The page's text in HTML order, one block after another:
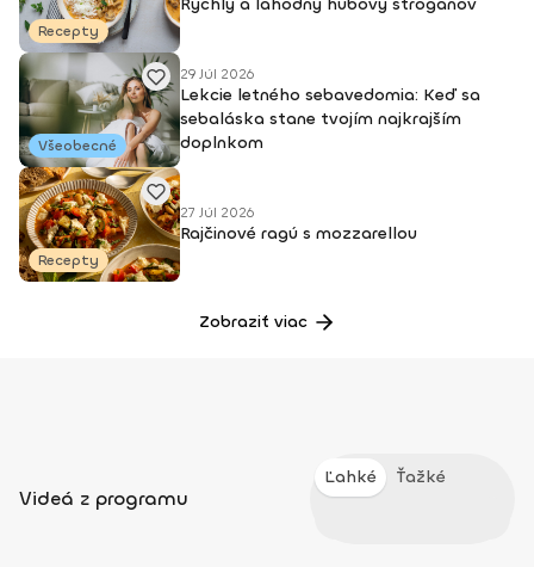
Recepty
Všeobecné
29 Júl 2026
Lekcie letného sebavedomia: Keď sa
sebaláska stane tvojím najkrajším
doplnkom
Recepty
27 Júl 2026
Rajčinové ragú s mozzarellou
Zobraziť viac
Videá z programu
Ľahké Ťažké